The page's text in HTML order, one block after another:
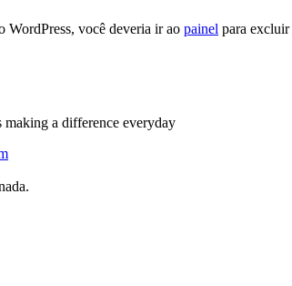
WordPress, você deveria ir ao painel para excluir
making a difference everyday